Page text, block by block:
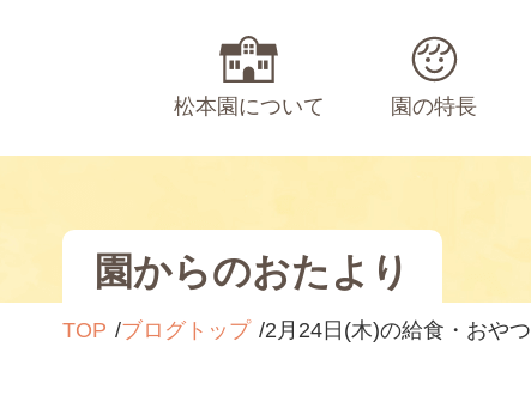
松本園について 園の特長
園からのおたより
TOP ブログトップ 2月24日(木)の給食・おやつ